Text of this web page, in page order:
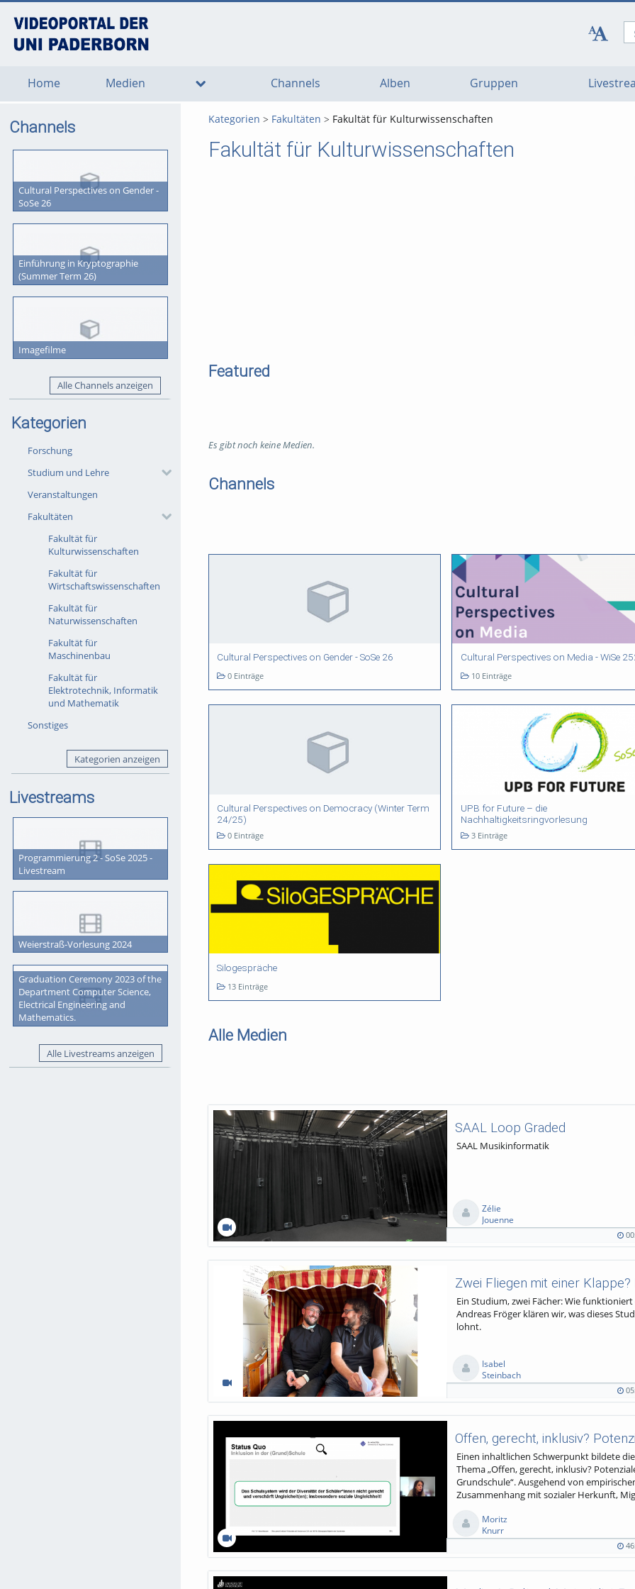
Home Medien Channels Alben Gruppen
Channels
Cultural Perspectives on Gender -
SoSe 26
Einführung in Kryptographie
(Summer Term 26)
Imagefilme
Alle Channels anzeigen
Kategorien
Forschung
Studium und Lehre
Veranstaltungen
Fakultäten
Fakultät für
Kulturwissenschaften
Fakultät für
Wirtschaftswissenschaften
Fakultät für
Naturwissenschaften
Fakultät für
Maschinenbau
Fakultät für
Elektrotechnik, Informatik
und Mathematik
Sonstiges
Kategorien anzeigen
Livestreams
Programmierung 2 - SoSe 2025 -
Livestream
Weierstraß-Vorlesung 2024
Graduation Ceremony 2023 of the
Department Computer Science,
Electrical Engineering and
Mathematics.
Alle Livestreams anzeigen
Kategorien Fakultäten Fakultät für Kulturwissenschaften
Fakultät für Kulturwissenschaften
Featured
Es gibt noch keine Medien.
Channels
Cultural Perspectives on Gender - SoSe 26
0 Einträge
Cultural Perspectives on Media - WiSe
10 Einträge
Cultural Perspectives on Democracy (Winter Term
24/25)
0 Einträge
UPB for Future – die
Nachhaltigkeitsringvorlesung
3 Einträge
Silogespräche
13 Einträge
Alle Medien
SAAL Loop Graded
SAAL Musikinformatik
Zélie
Jouenne
00:31
115
0
0
Ein Studium, zwei Fächer: Wie
Andreas Fröger klären wir, was dieses
lohnt.
Isabel
Steinbach
05:35
208
0
0
Einen inhaltlichen Schwerpunkt bildete
Thema „Offen, gerecht, inklusiv?
Grundschule“. Ausgehend von
Zusammenhang mit sozialer Herkunft,
Moritz
Knurr
46:23
131
0
0